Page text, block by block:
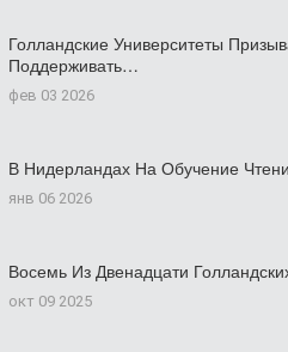
Голландские Университеты
Поддерживать…
фев 03 2026
В Нидерландах На Обучение
янв 06 2026
Восемь Из Двенадцати
окт 09 2025